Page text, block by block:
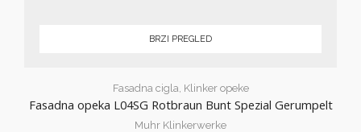
BRZI PREGLED
Fasadna cigla Klinker opeke
Fasadna opeka L04SG Rotbraun Bunt Spezial Gerumpelt
Muhr Klinkerwerke